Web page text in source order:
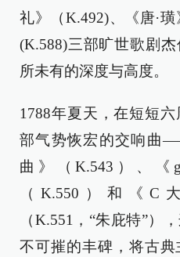
礼》（K.492)、《唐·璜
(K.588)三部旷世歌剧
所未有的深度与高度。
1788年夏天，在短短
部气势恢宏的交响曲
曲》（K.543）、《
（K.550）和《C
（K.551，“朱庇特”）
不可摧的丰碑，将古